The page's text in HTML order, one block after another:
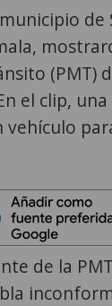
de
(PMT)
el clip,
vehículo
de la